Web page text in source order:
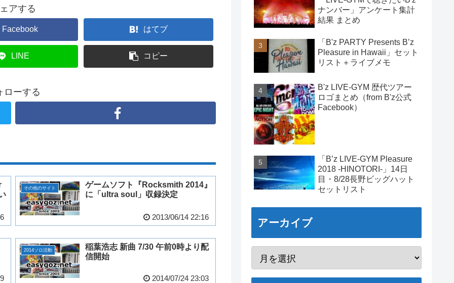
アする
Facebook はてブ
LINE コピー
ローする
その他のサイト
ゲームソフト『Rocksmith 2014』
に「ultra soul」収録決定
2013/06/14 22:16
2014ソロ活動
稲葉浩志 新曲 7/30 午前0時より配
信開始
2014/07/24 23:03
ナンバー」アンケート集計
結果 まとめ
「B'z PARTY Presents B’z
Pleasure in Hawaii」セット
リスト＋ライブメモ
B'z LIVE-GYM 歴代ツアー
ロゴまとめ（from B'z公式
Facebook）
「B’z LIVE-GYM Pleasure
2018 -HINOTORI-」14日
目・8/28長野ビッグハット
セットリスト
アーカイブ